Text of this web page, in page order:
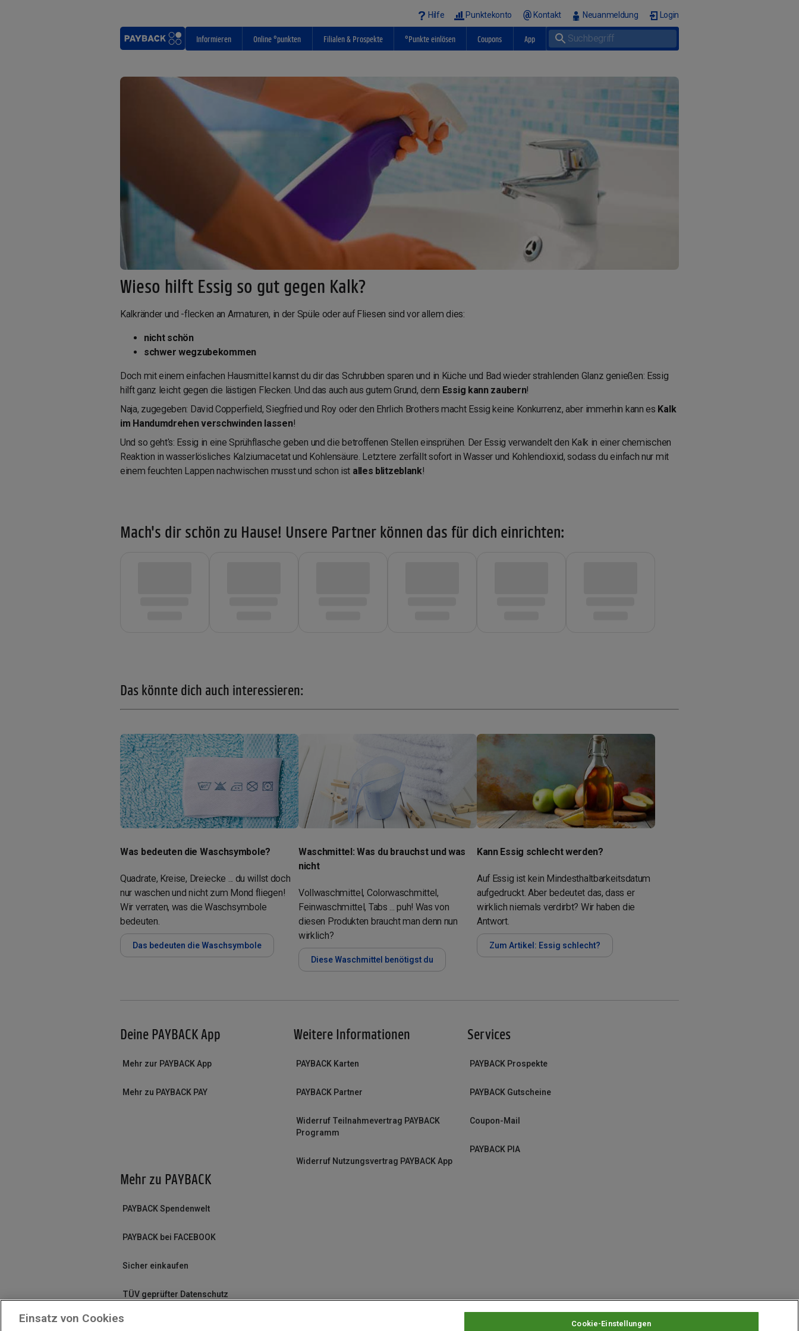
Hilfe Punktekonto Kontakt Neuanmeldung Login
Informieren Online °punkten Filialen & Prospekte °Punkte einlösen Coupons App
Wieso hilft Essig so gut gegen Kalk?
Kalkränder und -flecken an Armaturen, in der Spüle oder auf Fliesen sind vor allem dies:
nicht schön
schwer wegzubekommen
Doch mit einem einfachen Hausmittel kannst du dir das Schrubben sparen und in Küche und Bad wieder strahlenden Glanz genießen: Essig
hilft ganz leicht gegen die lästigen Flecken. Und das auch aus gutem Grund, denn Essig kann zaubern!
Naja, zugegeben: David Copperfield, Siegfried und Roy oder den Ehrlich Brothers macht Essig keine Konkurrenz, aber immerhin kann es Kalk
im Handumdrehen verschwinden lassen!
Und so geht's: Essig in eine Sprühflasche geben und die betroffenen Stellen einsprühen. Der Essig verwandelt den Kalk in einer chemischen
Reaktion in wasserlösliches Kalziumacetat und Kohlensäure. Letztere zerfällt sofort in Wasser und Kohlendioxid, sodass du einfach nur mit
einem feuchten Lappen nachwischen musst und schon ist alles blitzeblank!
Mach's dir schön zu Hause! Unsere Partner können das für dich einrichten:
Das könnte dich auch interessieren:
Was bedeuten die Waschsymbole?
Quadrate, Kreise, Dreiecke ... du willst doch
nur waschen und nicht zum Mond fliegen!
Wir verraten, was die Waschsymbole
bedeuten.
Das bedeuten die Waschsymbole
Waschmittel: Was du brauchst und was
nicht
Vollwaschmittel, Colorwaschmittel,
Feinwaschmittel, Tabs ... puh! Was von
diesen Produkten braucht man denn nun
wirklich?
Diese Waschmittel benötigst du
Kann Essig schlecht werden?
Auf Essig ist kein Mindesthaltbarkeitsdatum
aufgedruckt. Aber bedeutet das, dass er
wirklich niemals verdirbt? Wir haben die
Antwort.
Zum Artikel: Essig schlecht?
Deine PAYBACK App
Mehr zur PAYBACK App
Mehr zu PAYBACK PAY
Weitere Informationen
PAYBACK Karten
PAYBACK Partner
Widerruf Teilnahmevertrag PAYBACK
Programm
Widerruf Nutzungsvertrag PAYBACK App
Services
PAYBACK Prospekte
PAYBACK Gutscheine
Coupon-Mail
PAYBACK PIA
Mehr zu PAYBACK
PAYBACK Spendenwelt
PAYBACK bei FACEBOOK
Sicher einkaufen
TÜV geprüfter Datenschutz
Einsatz von Cookies Cookie-Einstellungen